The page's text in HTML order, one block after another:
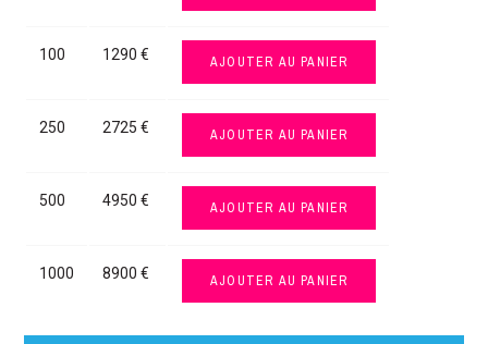
100 1290 € AJOUTER AU PANIER
250 2725 € AJOUTER AU PANIER
500 4950 € AJOUTER AU PANIER
1000 8900 € AJOUTER AU PANIER